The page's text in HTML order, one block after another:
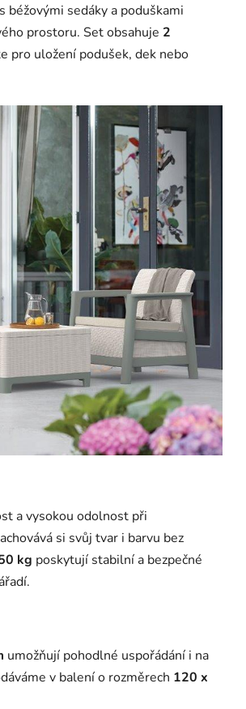
béžovými sedáky a poduškami
prostoru. Set obsahuje 2
pro uložení podušek, dek nebo
a vysokou odolnost při
si svůj tvar i barvu bez
kg poskytují stabilní a bezpečné
umožňují pohodlné uspořádání i na
v balení o rozměrech 120 x